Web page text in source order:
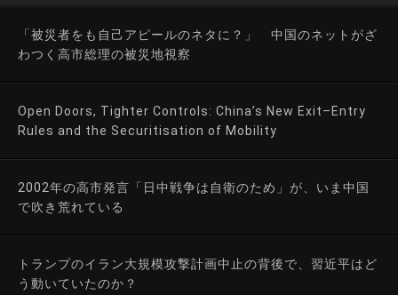
「被災者をも自己アピールのネタに？」 中国のネットがざ
わつく高市総理の被災地視察
Open Doors, Tighter Controls: China’s New Exit–Entry
Rules and the Securitisation of Mobility
2002年の高市発言「日中戦争は自衛のため」が、いま中国
で吹き荒れている
トランプのイラン大規模攻撃計画中止の背後で、習近平はど
う動いていたのか？